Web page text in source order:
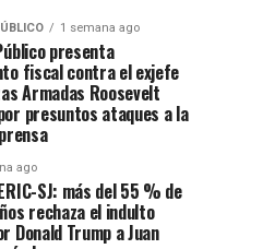
1 semana ago
presenta
fiscal contra el exjefe
Armadas Roosevelt
presuntos ataques a la
ago
SJ: más del 55 % de
rechaza el indulto
Donald Trump a Juan